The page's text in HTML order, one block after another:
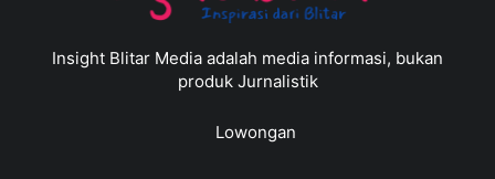
Insight Blitar Media adalah media informasi, bukan
produk Jurnalistik
Lowongan